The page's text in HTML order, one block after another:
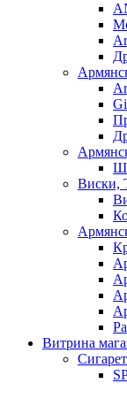
Виски,
Витрина